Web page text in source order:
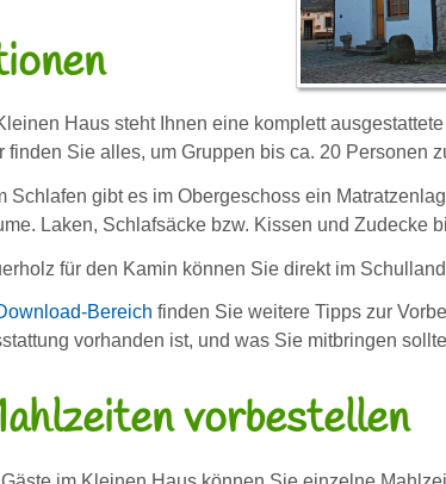
Haus steht Ihnen eine komplett
finden Sie alles, um Gruppen bis ca. 20 Personen
Schlafen gibt es im Obergeschoss ein
Laken, Schlafsäcke bzw. Kissen und Zudecke
für den Kamin können Sie direkt im
Bereich finden Sie weitere Tipps zur
vorhanden ist, und was Sie mitbringen
vorbestellen